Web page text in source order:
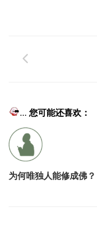
... 您可能还喜欢：
为何唯独人能修成佛？